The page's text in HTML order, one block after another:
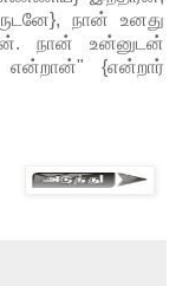
நான் உனது
நான் உன்னுடன்
என்றான்" {என்றார்